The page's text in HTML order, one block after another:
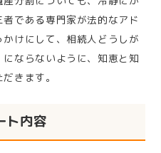
である専門家が法的なアド
けにして、相続人どうしが
ならないように、知恵と知
きます。
ト内容